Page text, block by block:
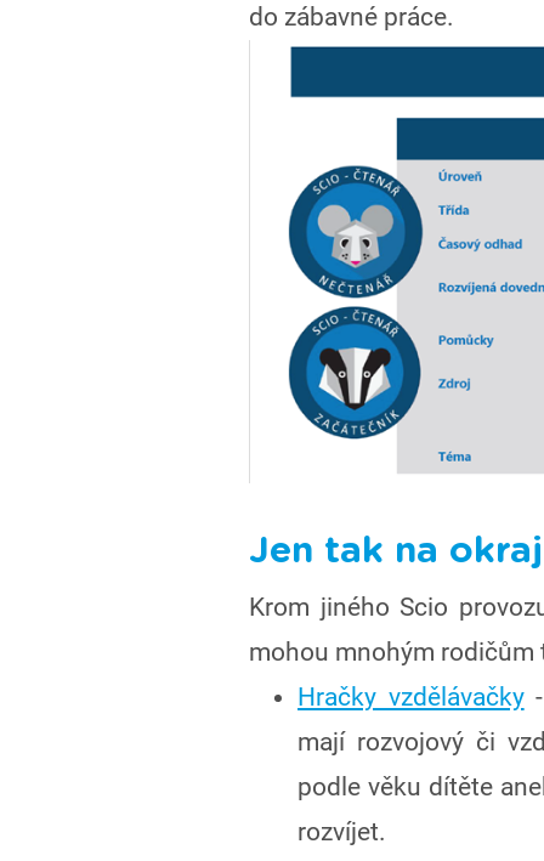
do zábavné práce.
Jen tak na okraj
Krom jiného Scio
mohou mnohým rodičům
Hračky vzdělávačky-
mají rozvojový či
podle věku dítěte
rozvíjet.